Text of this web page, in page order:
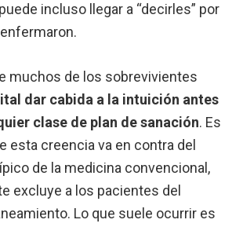
incluso llegar a “decirles” por
muchos de los sobrevivientes
dar cabida a la intuición antes
clase de plan de sanación. Es
esta creencia va en contra del
de la medicina convencional,
excluye a los pacientes del
Lo que suele ocurrir es